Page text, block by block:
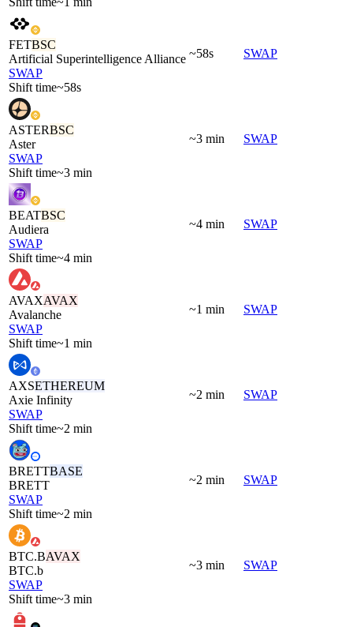
FETBSC
Artificial Superintelligence Alliance
SWAP
Shift time~58s
~58s SWAP
ASTERBSC
Aster
SWAP
Shift time~3 min
~3 min SWAP
BEATBSC
Audiera
SWAP
Shift time~4 min
~4 min SWAP
AVAXAVAX
Avalanche
SWAP
Shift time~1 min
~1 min SWAP
AXSETHEREUM
Axie Infinity
SWAP
Shift time~2 min
~2 min SWAP
BRETTBASE
BRETT
SWAP
Shift time~2 min
~2 min SWAP
BTC.BAVAX
BTC.b
SWAP
Shift time~3 min
~3 min SWAP